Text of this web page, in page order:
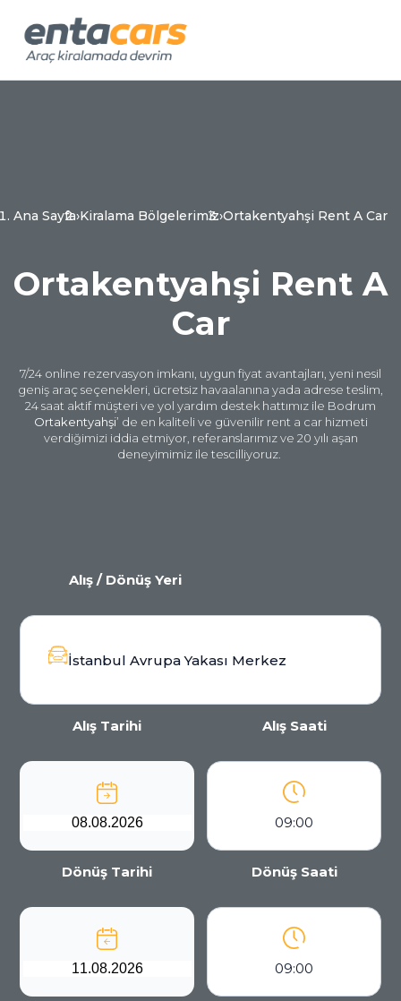
Ana Sayfa›Kiralama Bölgelerimiz›Ortakentyahşi Rent A Car
Ortakentyahşi Rent A
Car
7/24 online rezervasyon imkanı, uygun fiyat avantajları, yeni nesil
geniş araç seçenekleri, ücretsiz havaalanına yada adrese teslim,
24 saat aktif müşteri ve yol yardım destek hattımız ile Bodrum
Ortakentyahşi’ de en kaliteli ve güvenilir rent a car hizmeti
verdiğimizi iddia etmiyor, referanslarımız ve 20 yılı aşan
deneyimimiz ile tescilliyoruz.
Alış / Dönüş Yeri
İstanbul Avrupa Yakası Merkez
Alış Tarihi Alış Saati
09:00
Dönüş Tarihi Dönüş Saati
09:00